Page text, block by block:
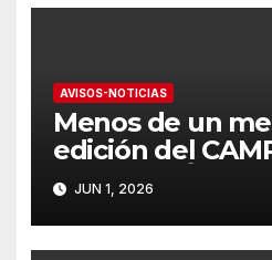
AVISOS-NOTICIAS
Menos de un
edición del
ANDALUCÍA DE
JUN 1, 2026